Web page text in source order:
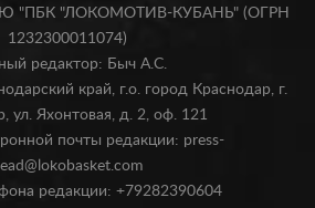
"ПБК "ЛОКОМОТИВ-КУБАНЬ" (ОГРН
1232300011074)
редактор: Быч А.С.
край, г.о. город Краснодар, г.
ул. Яхонтовая, д. 2, оф. 121
почты редакции: press-
редакции: +79282390604